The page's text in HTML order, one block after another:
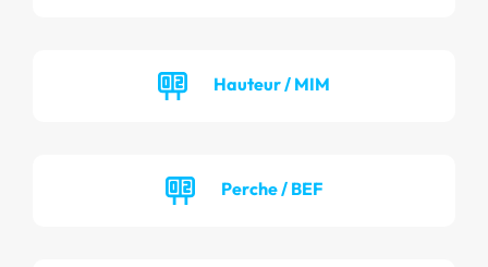
Hauteur / MIM
Perche / BEF